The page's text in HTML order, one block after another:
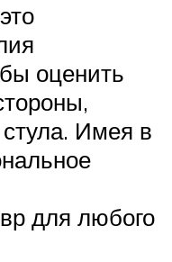
оценить
Имея в
для любого